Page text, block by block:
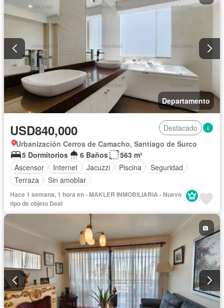
Departamento
USD840,000
Destacado
Urbanización Cerros de Camacho, Santiago de Surco
5 Dormitorios
6 Baños
563 m²
Ascensor
Internet Jacuzzi Piscina
Seguridad
Terraza
Sin amoblar
Hace 1 semana, 1 hora en - MAKLER INMOBILIARIA - Nuevo
tipo de objeto Deal